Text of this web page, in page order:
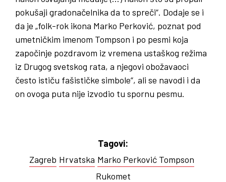
pokušaji gradonačelnika da to spreči“. Dodaje se i
da je „folk-rok ikona Marko Perković, poznat pod
umetničkim imenom Tompson i po pesmi koja
započinje pozdravom iz vremena ustaškog režima
iz Drugog svetskog rata, a njegovi obožavaoci
često ističu fašističke simbole“, ali se navodi i da
on ovoga puta nije izvodio tu spornu pesmu.
Tagovi:
Zagreb Hrvatska Marko Perković Tompson
Rukomet